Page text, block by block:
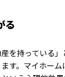
る
を持っている
す。マイホー